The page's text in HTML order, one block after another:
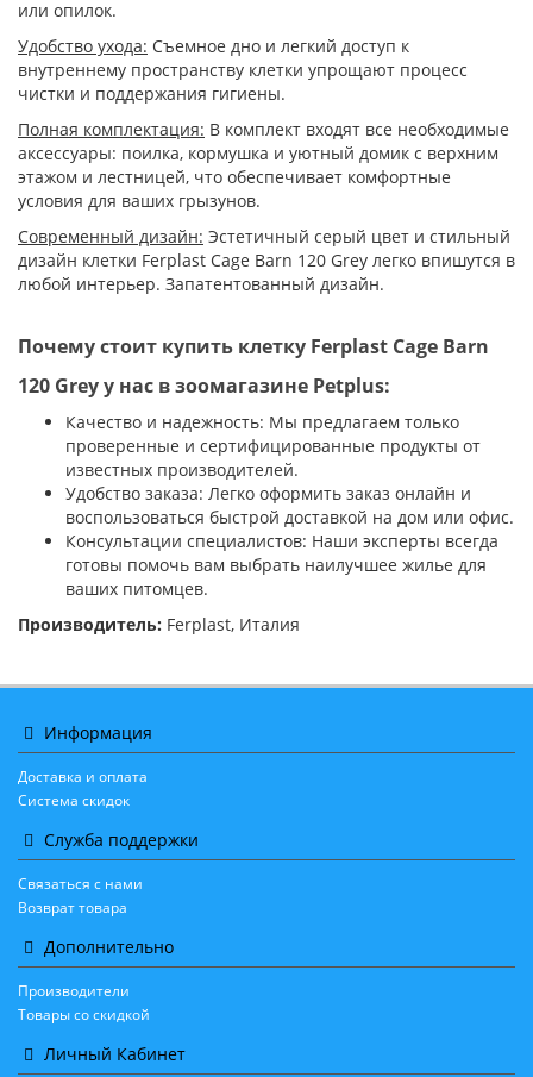
или опилок.
Удобство ухода: Съемное дно и легкий доступ к
внутреннему пространству клетки упрощают процесс
чистки и поддержания гигиены.
Полная комплектация: В комплект входят все необходимые
аксессуары: поилка, кормушка и уютный домик с верхним
этажом и лестницей, что обеспечивает комфортные
условия для ваших грызунов.
Современный дизайн: Эстетичный серый цвет и стильный
дизайн клетки Ferplast Cage Barn 120 Grey легко впишутся в
любой интерьер. Запатентованный дизайн.
Почему стоит купить клетку Ferplast Cage Barn
120 Grey у нас в зоомагазине Petplus:
Качество и надежность: Мы предлагаем только
проверенные и сертифицированные продукты от
известных производителей.
Удобство заказа: Легко оформить заказ онлайн и
воспользоваться быстрой доставкой на дом или офис.
Консультации специалистов: Наши эксперты всегда
готовы помочь вам выбрать наилучшее жилье для
ваших питомцев.
Производитель: Ferplast, Италия
Информация
Доставка и оплата
Система скидок
Служба поддержки
Связаться с нами
Возврат товара
Дополнительно
Производители
Товары со скидкой
Личный Кабинет